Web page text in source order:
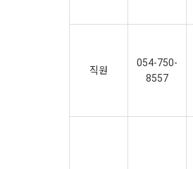
직원
054-750-
8557